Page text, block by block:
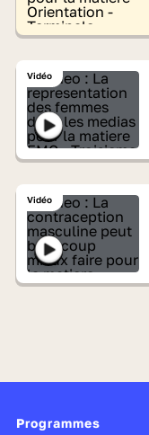
Vidéo
Vidéo
Programmes